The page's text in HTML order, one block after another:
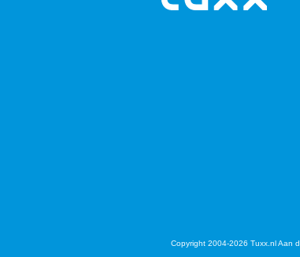
Copyright 2004-2026 Tuxx.nl Aan